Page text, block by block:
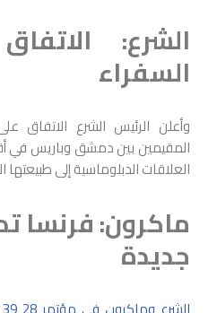
الشرع:
السفراء
وأعلن الرئيس الشرع الاتفاق
المقيمين بين دمشق وباريس في
العلاقات الدبلوماسية إلى طبيعتها
ماكرون: فرنسا
جديدة